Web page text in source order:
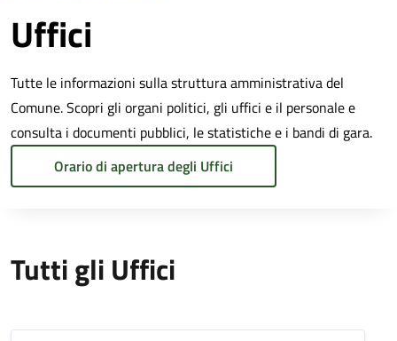
Uffici
Tutte le informazioni sulla struttura amministrativa del
Comune. Scopri gli organi politici, gli uffici e il personale e
consulta i documenti pubblici, le statistiche e i bandi di gara.
Orario di apertura degli Uffici
Tutti gli Uffici